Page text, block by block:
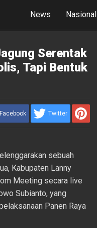
News Nasional
Serentak
Tapi Bentuk
Facebook Twitter
sebuah
Kabupaten Lanny
Meeting secara live
Subianto, yang
Panen Raya